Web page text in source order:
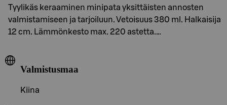
Tyylikäs keraaminen minipata yksittäisten annosten
valmistamiseen ja tarjoiluun. Vetoisuus 380 ml. Halkaisija
12 cm. Lämmönkesto max. 220 astetta.…
Valmistusmaa
Kiina